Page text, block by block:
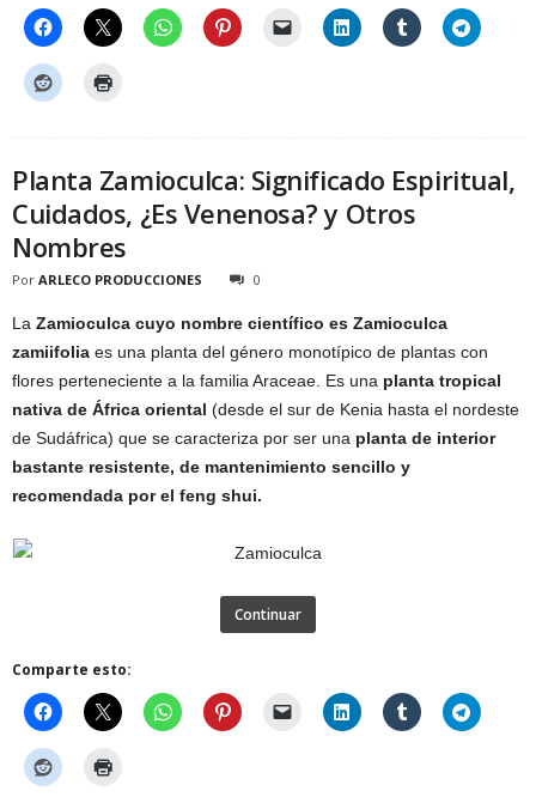
Planta Zamioculca: Significado Espiritual,
Cuidados, ¿Es Venenosa? y Otros
Nombres
Por ARLECO PRODUCCIONES 0
La Zamioculca cuyo nombre científico es Zamioculca
zamiifolia es una planta del género monotípico de plantas con
flores perteneciente a la familia Araceae. Es una planta tropical
nativa de África oriental (desde el sur de Kenia hasta el nordeste
de Sudáfrica) que se caracteriza por ser una planta de interior
bastante resistente, de mantenimiento sencillo y
recomendada por el feng shui.
Continuar
Comparte esto: